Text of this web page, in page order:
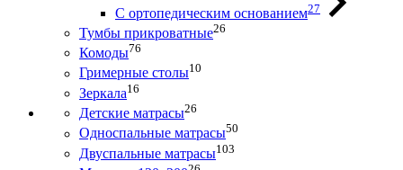
С ортопедическим основанием27
Тумбы прикроватные26
Комоды76
Гримерные столы10
Зеркала16
Детские матрасы26
Односпальные матрасы50
Двуспальные матрасы103